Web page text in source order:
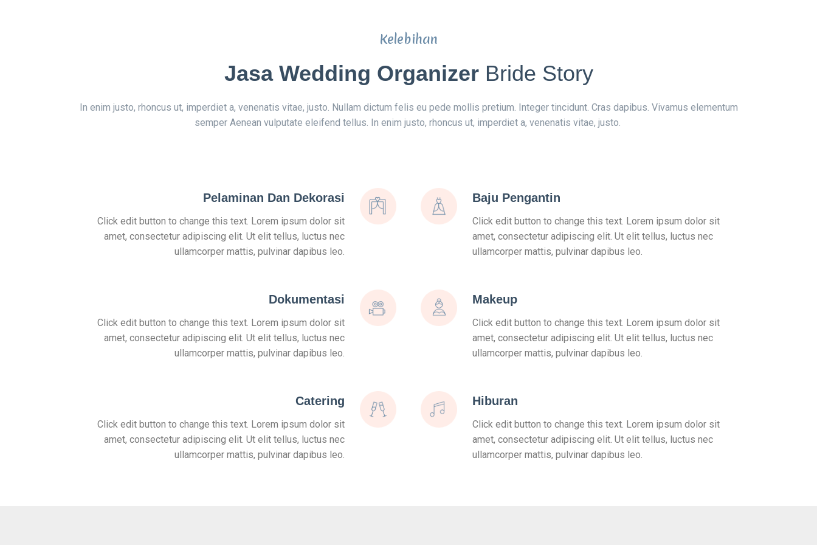
Kelebihan
Jasa Wedding Organizer Bride Story
In enim justo, rhoncus ut, imperdiet a, venenatis vitae, justo. Nullam dictum felis eu pede mollis pretium. Integer tincidunt. Cras dapibus. Vivamus elementum
semper Aenean vulputate eleifend tellus. In enim justo, rhoncus ut, imperdiet a, venenatis vitae, justo.
Pelaminan Dan Dekorasi
Click edit button to change this text. Lorem ipsum dolor sit
amet, consectetur adipiscing elit. Ut elit tellus, luctus nec
ullamcorper mattis, pulvinar dapibus leo.
Dokumentasi
Click edit button to change this text. Lorem ipsum dolor sit
amet, consectetur adipiscing elit. Ut elit tellus, luctus nec
ullamcorper mattis, pulvinar dapibus leo.
Catering
Click edit button to change this text. Lorem ipsum dolor sit
amet, consectetur adipiscing elit. Ut elit tellus, luctus nec
ullamcorper mattis, pulvinar dapibus leo.
Baju Pengantin
Click edit button to change this text. Lorem ipsum dolor sit
amet, consectetur adipiscing elit. Ut elit tellus, luctus nec
ullamcorper mattis, pulvinar dapibus leo.
Makeup
Click edit button to change this text. Lorem ipsum dolor sit
amet, consectetur adipiscing elit. Ut elit tellus, luctus nec
ullamcorper mattis, pulvinar dapibus leo.
Hiburan
Click edit button to change this text. Lorem ipsum dolor sit
amet, consectetur adipiscing elit. Ut elit tellus, luctus nec
ullamcorper mattis, pulvinar dapibus leo.